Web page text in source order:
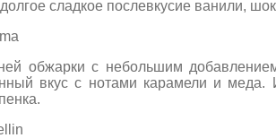
сладкое послевкусие ванили,
обжарки с небольшим
вкус с нотами карамели и меда.